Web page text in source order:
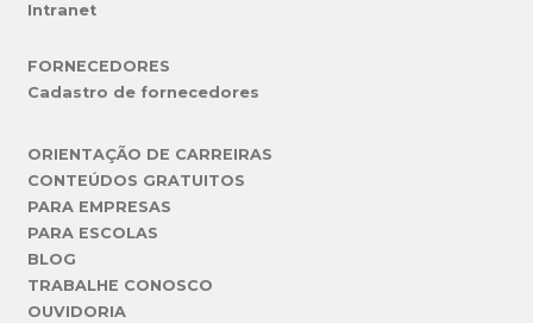
Intranet
FORNECEDORES
Cadastro de fornecedores
ORIENTAÇÃO DE CARREIRAS
CONTEÚDOS GRATUITOS
PARA EMPRESAS
PARA ESCOLAS
BLOG
TRABALHE CONOSCO
OUVIDORIA